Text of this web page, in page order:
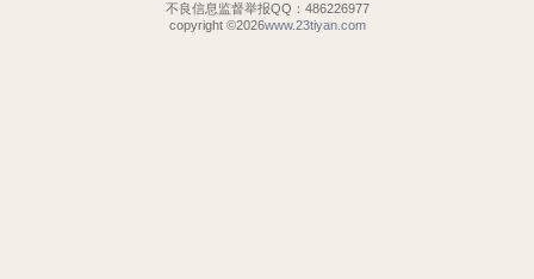
不良信息监督举报QQ：486226977
copyright ©2026www.23tiyan.com